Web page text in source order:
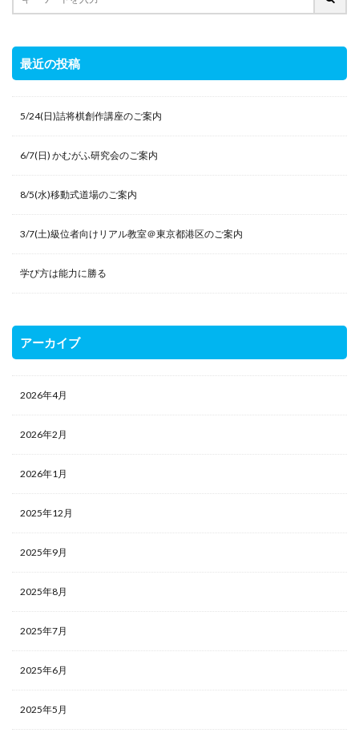
最近の投稿
5/24(日)詰将棋創作講座のご案内
6/7(日) かむがふ研究会のご案内
8/5(水)移動式道場のご案内
3/7(土)級位者向けリアル教室＠東京都港区のご案内
学び方は能力に勝る
アーカイブ
2026年4月
2026年2月
2026年1月
2025年12月
2025年9月
2025年8月
2025年7月
2025年6月
2025年5月